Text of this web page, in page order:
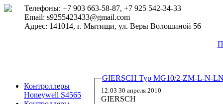
Телефоны: +7 903 663-58-87, +7 925 542-34-33
Email: s9255423433@gmail.com
Адрес: 141014, г. Мытищи, ул. Веры Волошиной 56
Контроллеры
Honeywell S4565
GIERSCH Typ MG10/2-ZM-L-N-
12:03 30 апреля 2010
GIERSCH